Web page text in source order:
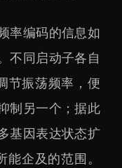
究院
解析与脑模拟重
基础设施
成生物研究重大
率编码的信息如
不同启动子各自
节振荡频率，便
制另一个；据此
基因表达状态扩
企及的范围。